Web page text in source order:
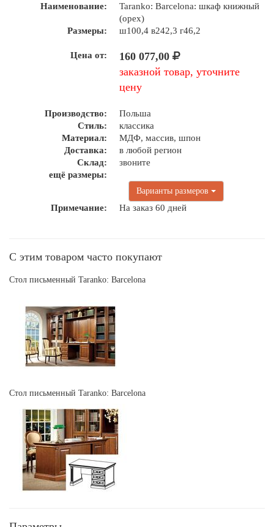
Наименование:
Taranko: Barcelona: шкаф книжный
(орех)
Размеры:
ш100,4 в242,3 г46,2
Цена от:
160 077,00
заказной товар, уточните
цену
Производство:
Польша
Стиль:
классика
Материал:
МДФ, массив, шпон
Доставка:
в любой регион
Склад:
звоните
ещё размеры:
Варианты размеров
Примечание: На заказ 60 дней
С этим товаром часто покупают
Стол письменный Taranko: Barcelona
Стол письменный Taranko: Barcelona